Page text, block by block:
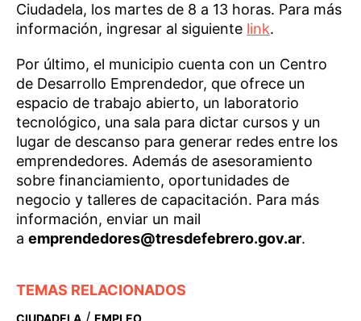
Ciudadela, los martes de 8 a 13 horas. Para más
información, ingresar al siguiente link.
Por último, el municipio cuenta con un Centro
de Desarrollo Emprendedor, que ofrece un
espacio de trabajo abierto, un laboratorio
tecnológico, una sala para dictar cursos y un
lugar de descanso para generar redes entre los
emprendedores. Además de asesoramiento
sobre financiamiento, oportunidades de
negocio y talleres de capacitación. Para más
información, enviar un mail
a emprendedores@tresdefebrero.gov.ar.
TEMAS RELACIONADOS
CIUDADELA / EMPLEO